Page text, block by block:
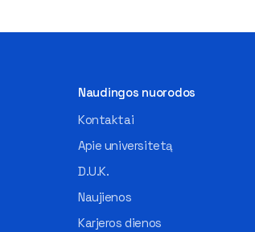
Naudingos nuorodos
Kontaktai
Apie universitetą
D.U.K.
Naujienos
Karjeros dienos